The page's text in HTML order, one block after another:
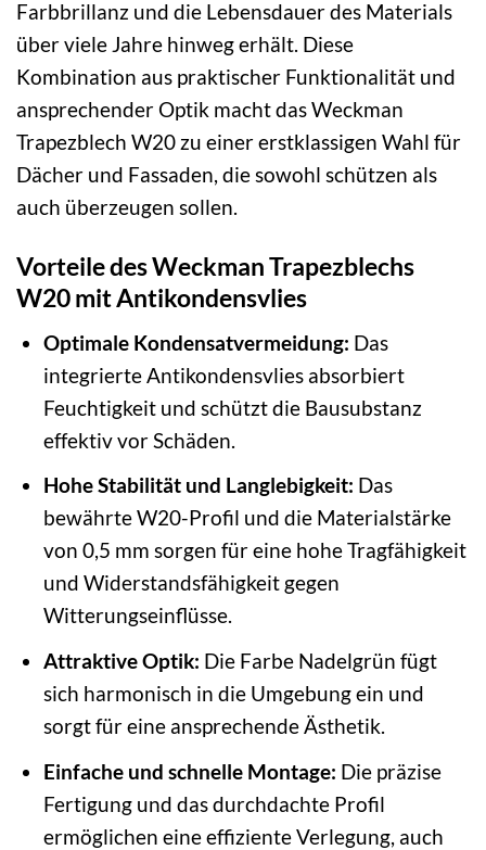
Farbbrillanz und die Lebensdauer des Materials
über viele Jahre hinweg erhält. Diese
Kombination aus praktischer Funktionalität und
ansprechender Optik macht das Weckman
Trapezblech W20 zu einer erstklassigen Wahl für
Dächer und Fassaden, die sowohl schützen als
auch überzeugen sollen.
Vorteile des Weckman Trapezblechs
W20 mit Antikondensvlies
Optimale Kondensatvermeidung: Das
integrierte Antikondensvlies absorbiert
Feuchtigkeit und schützt die Bausubstanz
effektiv vor Schäden.
Hohe Stabilität und Langlebigkeit: Das
bewährte W20-Profil und die Materialstärke
von 0,5 mm sorgen für eine hohe Tragfähigkeit
und Widerstandsfähigkeit gegen
Witterungseinflüsse.
Attraktive Optik: Die Farbe Nadelgrün fügt
sich harmonisch in die Umgebung ein und
sorgt für eine ansprechende Ästhetik.
Einfache und schnelle Montage: Die präzise
Fertigung und das durchdachte Profil
ermöglichen eine effiziente Verlegung, auch